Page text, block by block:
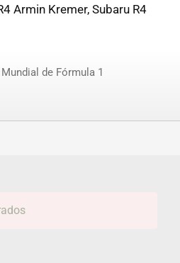
Armin Kremer, Subaru R4
Mundial de Fórmula 1